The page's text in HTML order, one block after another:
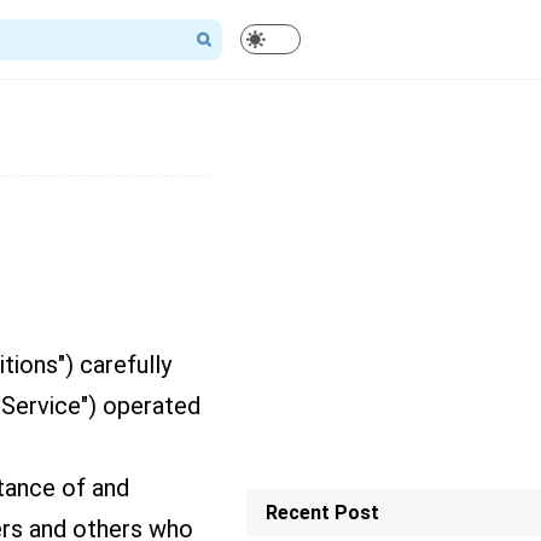
carefully
operated
of and
and others who
Recent Post